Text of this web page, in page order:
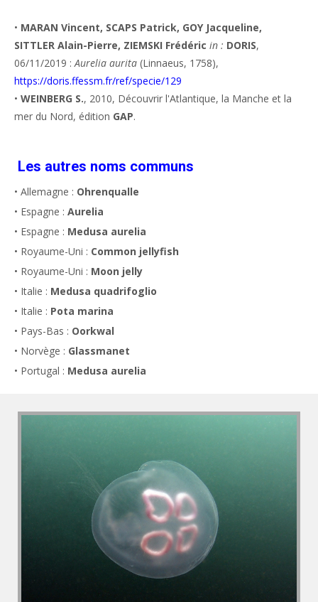
• MARAN Vincent, SCAPS Patrick, GOY Jacqueline,
SITTLER Alain-Pierre, ZIEMSKI Frédéric in : DORIS,
06/11/2019 :Aurelia aurita (Linnaeus, 1758),
https://doris.ffessm.fr/ref/specie/129
• WEINBERG S., 2010, Découvrir l'Atlantique, la Manche et la
mer du Nord, édition GAP.
Les autres noms communs
• Allemagne : Ohrenqualle
• Espagne : Aurelia
• Espagne : Medusa aurelia
• Royaume-Uni : Common jellyfish
• Royaume-Uni : Moon jelly
• Italie : Medusa quadrifoglio
• Italie : Pota marina
• Pays-Bas : Oorkwal
• Norvège : Glassmanet
• Portugal : Medusa aurelia